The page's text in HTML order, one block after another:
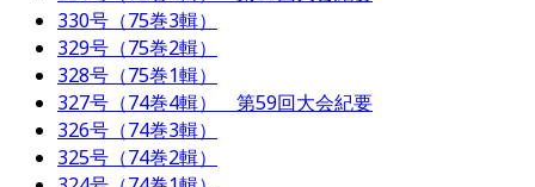
330号（75巻3輯）
329号（75巻2輯）
328号（75巻1輯）
327号（74巻4輯） 第59回大会紀要
326号（74巻3輯）
325号（74巻2輯）